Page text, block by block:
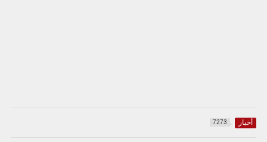
أخبار 7273